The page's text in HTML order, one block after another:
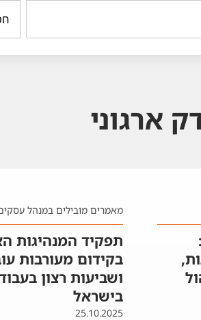
ארגוני
מאמרים מובילים במנהל
תפקיד המנהיגות
בקידום מעורבות
ושביעות רצון
בישראל
25.10.2025